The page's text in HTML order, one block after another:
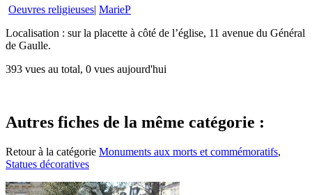
Oeuvres religieuses| MarieP
Localisation : sur la placette à côté de l’église, 11 avenue du Général
de Gaulle.
393 vues au total, 0 vues aujourd'hui
Autres fiches de la même catégorie :
Retour à la catégorie Monuments aux morts et commémoratifs,
Statues décoratives